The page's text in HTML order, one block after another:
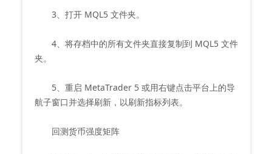
3、打开 MQL5 文件夹。
4、将存档中的所有文件夹直接复制到 MQL5 文件
夹。
5、重启 MetaTrader 5 或用右键点击平台上的导
航子窗口并选择刷新，以刷新指标列表。
回测货币强度矩阵